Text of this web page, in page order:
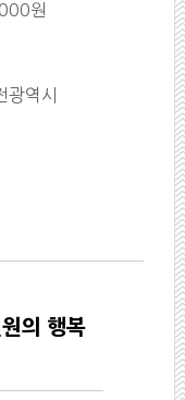
원
역시
의 행복